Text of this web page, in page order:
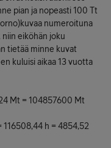
pian ja nopeasti 100 Tt
numeroituna
eiköhän joku
tietää minne kuvat
kuluisi aikaa 13 vuotta
Mt = 104857600 Mt
h = 4854,52